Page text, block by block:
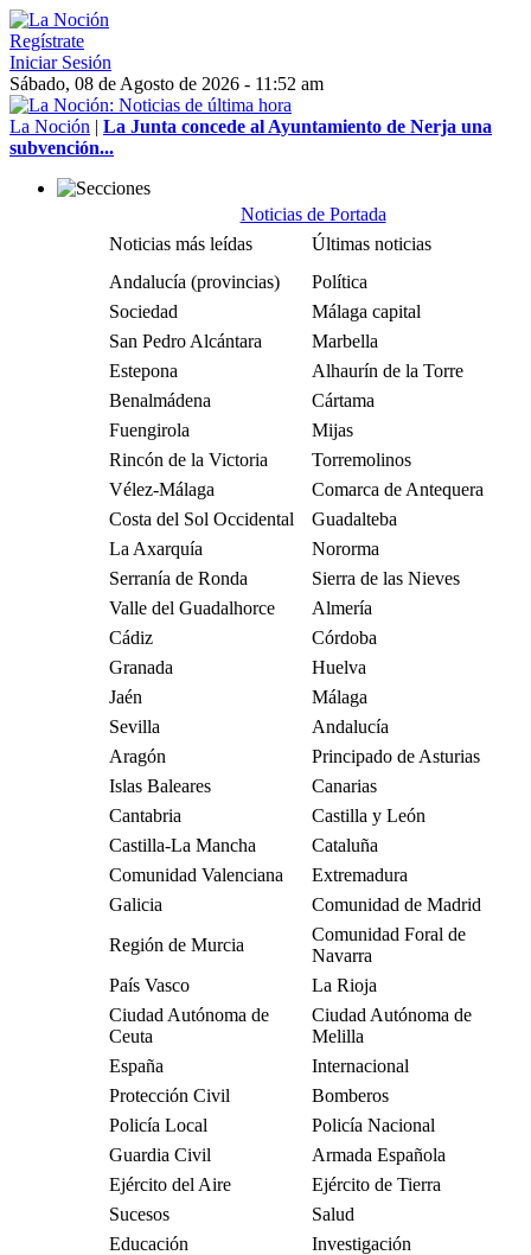
Regístrate
Iniciar Sesión
Sábado, 08 de Agosto de 2026 - 11:52 am
La Noción | La Junta concede al Ayuntamiento de Nerja una
subvención...
Noticias de Portada
Noticias más leídas
Últimas noticias
Andalucía (provincias)
Política
Sociedad
Málaga capital
San Pedro Alcántara
Marbella
Estepona
Alhaurín de la Torre
Benalmádena
Cártama
Fuengirola
Mijas
Rincón de la Victoria
Torremolinos
Vélez-Málaga
Comarca de Antequera
Costa del Sol Occidental
Guadalteba
La Axarquía
Nororma
Serranía de Ronda
Sierra de las Nieves
Valle del Guadalhorce
Almería
Cádiz
Córdoba
Granada
Huelva
Jaén
Málaga
Sevilla
Andalucía
Aragón
Principado de Asturias
Islas Baleares
Canarias
Cantabria
Castilla y León
Castilla-La Mancha
Cataluña
Comunidad Valenciana
Extremadura
Galicia
Comunidad de Madrid
Región de Murcia
Comunidad Foral de
Navarra
País Vasco
La Rioja
Ciudad Autónoma de
Ceuta
Ciudad Autónoma de
Melilla
España
Internacional
Protección Civil
Bomberos
Policía Local
Policía Nacional
Guardia Civil
Armada Española
Ejército del Aire
Ejército de Tierra
Sucesos
Salud
Educación
Investigación